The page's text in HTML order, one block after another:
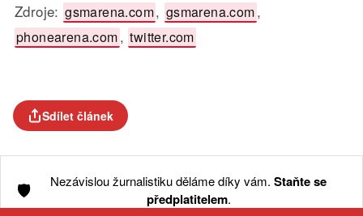
Zdroje: gsmarena.com, gsmarena.com,
phonearena.com, twitter.com
Sdílet článek
🛡️ Nezávislou žurnalistiku děláme díky vám. Staňte se
předplatitelem.